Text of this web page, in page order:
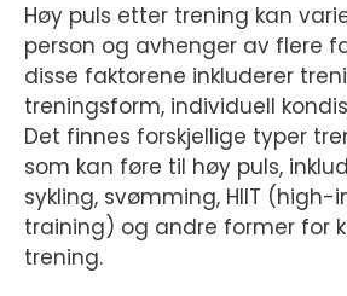
Høy puls etter trening kan
person og avhenger av flere
disse faktorene inkluderer
treningsform, individuell
Det finnes forskjellige typer
som kan føre til høy puls,
sykling, svømming, HIIT
training) og andre former for
trening.